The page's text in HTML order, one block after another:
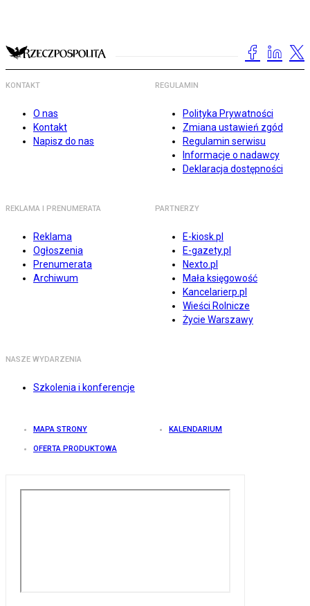
KONTAKT
O nas
Kontakt
Napisz do nas
REGULAMIN
Polityka Prywatności
Zmiana ustawień zgód
Regulamin serwisu
Informacje o nadawcy
Deklaracja dostępności
REKLAMA I PRENUMERATA
Reklama
Ogłoszenia
Prenumerata
Archiwum
PARTNERZY
E-kiosk.pl
E-gazety.pl
Nexto.pl
Mała księgowość
Kancelarierp.pl
Wieści Rolnicze
Życie Warszawy
NASZE WYDARZENIA
Szkolenia i konferencje
MAPA STRONY KALENDARIUM
OFERTA PRODUKTOWA